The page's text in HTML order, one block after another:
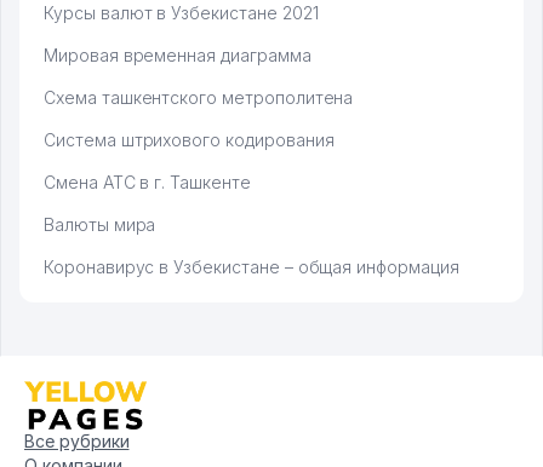
Курсы валют в Узбекистане 2021
Мировая временная диаграмма
Схема ташкентского метрополитена
Система штрихового кодирования
Смена АТС в г. Ташкенте
Валюты мира
Коронавирус в Узбекистане – общая информация
Все рубрики